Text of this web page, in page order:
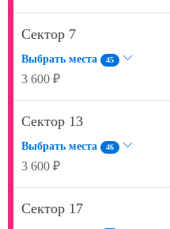
Сектор 7
Выбрать места 45
3 600 ₽
Сектор 13
Выбрать места 46
3 600 ₽
Сектор 17